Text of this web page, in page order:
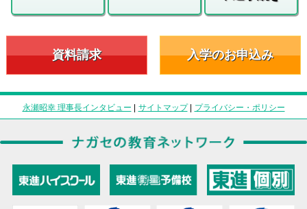
資料請求 入学のお申込み
永瀬昭幸 理事長インタビュー | サイトマップ| プライバシー・ポリシー